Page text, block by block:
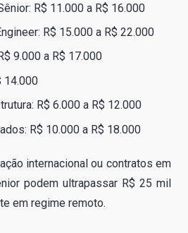
R$ 11.000 a R$ 16.000
R$ 15.000 a R$ 22.000
9.000 a R$ 17.000
14.000
R$ 6.000 a R$ 12.000
R$ 10.000 a R$ 18.000
internacional ou contratos em
podem ultrapassar R$ 25 mil
em regime remoto.